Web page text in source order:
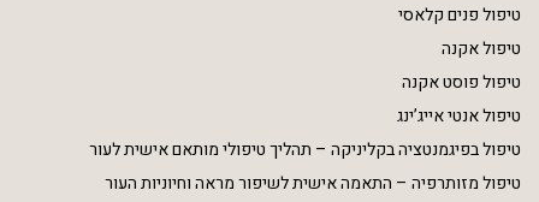
טיפול פנים קלאסי
טיפול אקנה
טיפול פוסט אקנה
טיפול אנטי אייג’ינג
טיפול בפיגמנטציה בקליניקה – תהליך טיפולי מותאם אישית לעור
טיפול מזותרפיה – התאמה אישית לשיפור מראה וחיוניות העור